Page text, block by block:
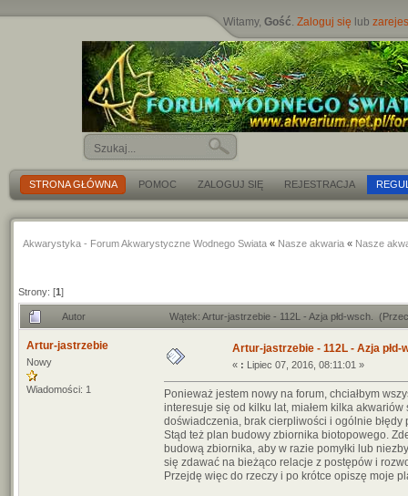
Witamy,Gość.Zaloguj się lub
STRONA GŁÓWNA POMOC ZALOGUJ SIĘ REJESTRACJA
Akwarystyka - Forum Akwarystyczne Wodnego Swiata « Nasze akwaria « Nasze
Strony: [1]
Autor Wątek: Artur-jastrzebie - 112L - Azja płd-wsch.
Artur-jastrzebie
Nowy
Wiadomości: 1
Artur-jastrzebie - 112L - Azja płd-
« : Lipiec 07, 2016, 08:11:01 »
Ponieważ jestem nowy na forum, chciałbym
interesuje się od kilku lat, miałem kilka
doświadczenia, brak cierpliwości i ogólnie błędy
Stąd też plan budowy zbiornika biotopowego.
budową zbiornika, aby w razie pomyłki lub
się zdawać na bieżąco relacje z postępów i
Przejdę więc do rzeczy i po krótce opiszę moje